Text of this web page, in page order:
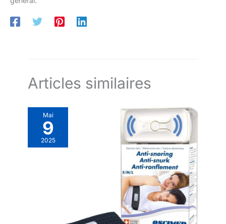
Articles similaires
Mai
9
2025